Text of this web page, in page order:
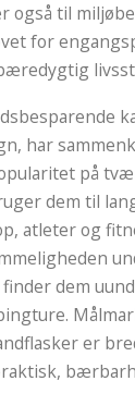
også til
for
har
på
dem til
atleter og
dem
er